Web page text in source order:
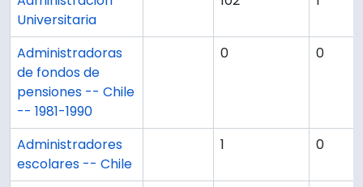
Universitaria
Administradoras
de fondos de
pensiones -- Chile
-- 1981-1990
0 0
Administradores
escolares -- Chile
1 0